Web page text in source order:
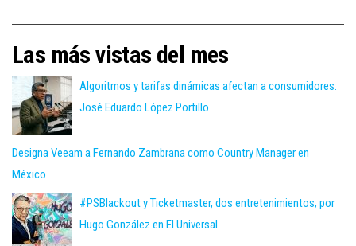
Las más vistas del mes
Algoritmos y tarifas dinámicas afectan a consumidores:
José Eduardo López Portillo
Designa Veeam a Fernando Zambrana como Country Manager en
México
#PSBlackout y Ticketmaster, dos entretenimientos; por
Hugo González en El Universal